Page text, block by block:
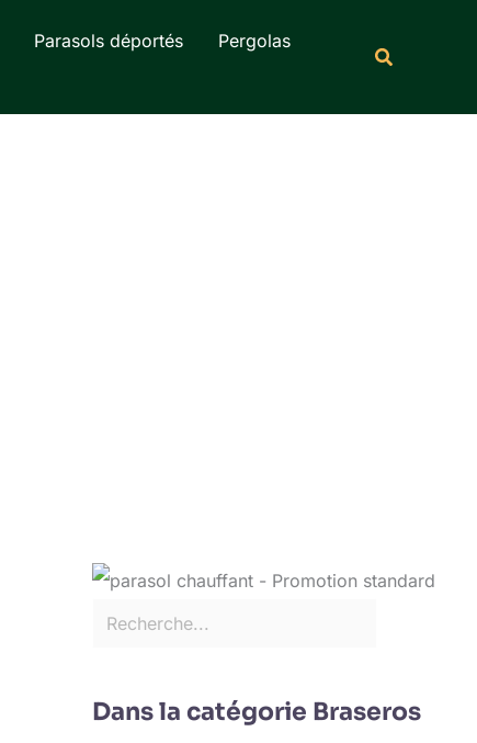
Parasols déportés
Pergolas
Dans la catégorie Braseros